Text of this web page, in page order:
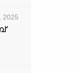
2025